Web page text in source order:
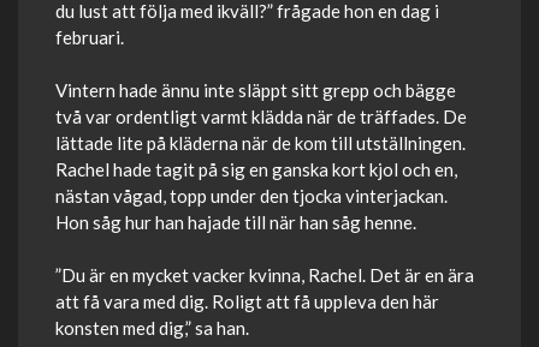
du lust att följa med ikväll?” frågade hon en dag i
februari.
Vintern hade ännu inte släppt sitt grepp och bägge
två var ordentligt varmt klädda när de träffades. De
lättade lite på kläderna när de kom till utställningen.
Rachel hade tagit på sig en ganska kort kjol och en,
nästan vågad, topp under den tjocka vinterjackan.
Hon såg hur han hajade till när han såg henne.
”Du är en mycket vacker kvinna, Rachel. Det är en ära
att få vara med dig. Roligt att få uppleva den här
konsten med dig,” sa han.